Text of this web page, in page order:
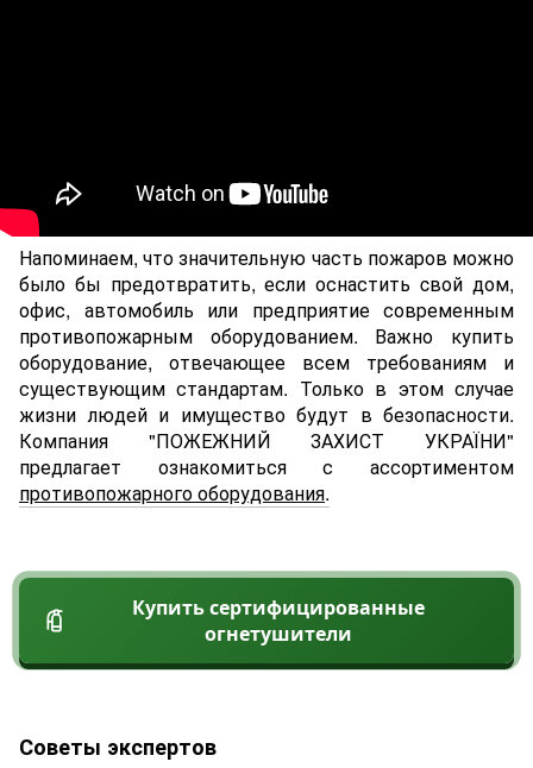
Напоминаем, что значительную часть пожаров можно
было бы предотвратить, если оснастить cвой дом,
офис, автомобиль или предприятие современным
противопожарным оборудованием. Важно купить
оборудование, отвечающее всем требованиям и
существующим стандартам. Только в этом случае
жизни людей и имущество будут в безопасности.
Компания "ПОЖЕЖНИЙ ЗАХИСТ УКРАЇНИ"
предлагает ознакомиться с ассортиментом
противопожарного оборудования.
Купить сертифицированные
огнетушители
Советы экспертов